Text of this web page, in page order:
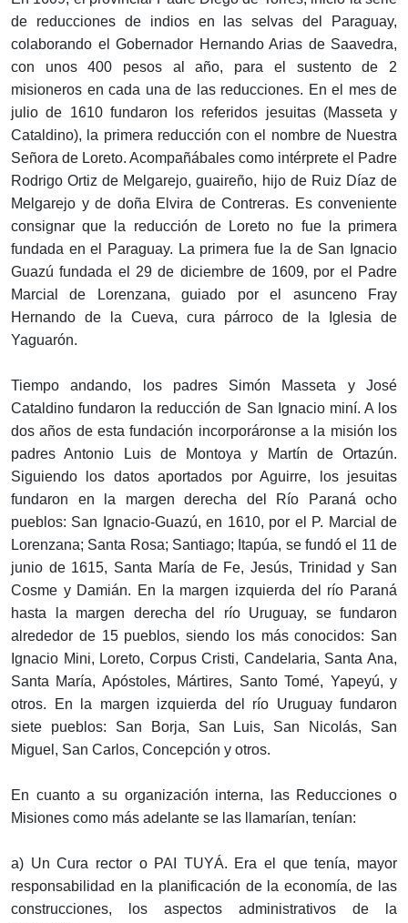
de reducciones de indios en las selvas del Paraguay,
colaborando el Gobernador Hernando Arias de Saavedra,
con unos 400 pesos al año, para el sustento de 2
misioneros en cada una de las reducciones. En el mes de
julio de 1610 fundaron los referidos jesuitas (Masseta y
Cataldino), la primera reducción con el nombre de Nuestra
Señora de Loreto. Acompañábales como intérprete el Padre
Rodrigo Ortiz de Melgarejo, guaireño, hijo de Ruiz Díaz de
Melgarejo y de doña Elvira de Contreras. Es conveniente
consignar que la reducción de Loreto no fue la primera
fundada en el Paraguay. La primera fue la de San Ignacio
Guazú fundada el 29 de diciembre de 1609, por el Padre
Marcial de Lorenzana, guiado por el asunceno Fray
Hernando de la Cueva, cura párroco de la Iglesia de
Yaguarón.
Tiempo andando, los padres Simón Masseta y José
Cataldino fundaron la reducción de San Ignacio miní. A los
dos años de esta fundación incorporáronse a la misión los
padres Antonio Luis de Montoya y Martín de Ortazún.
Siguiendo los datos aportados por Aguirre, los jesuitas
fundaron en la margen derecha del Río Paraná ocho
pueblos: San Ignacio-Guazú, en 1610, por el P. Marcial de
Lorenzana; Santa Rosa; Santiago; Itapúa, se fundó el 11 de
junio de 1615, Santa María de Fe, Jesús, Trinidad y San
Cosme y Damián. En la margen izquierda del río Paraná
hasta la margen derecha del río Uruguay, se fundaron
alrededor de 15 pueblos, siendo los más conocidos: San
Ignacio Mini, Loreto, Corpus Cristi, Candelaria, Santa Ana,
Santa María, Apóstoles, Mártires, Santo Tomé, Yapeyú, y
otros. En la margen izquierda del río Uruguay fundaron
siete pueblos: San Borja, San Luis, San Nicolás, San
Miguel, San Carlos, Concepción y otros.
En cuanto a su organización interna, las Reducciones o
Misiones como más adelante se las llamarían, tenían:
a) Un Cura rector o PAI TUYÁ. Era el que tenía, mayor
responsabilidad en la planificación de la economía, de las
construcciones, los aspectos administrativos de la